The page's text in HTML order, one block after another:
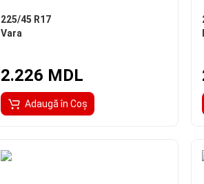
225/45 R17
Vara
2.226 MDL
Adaugă în Coş